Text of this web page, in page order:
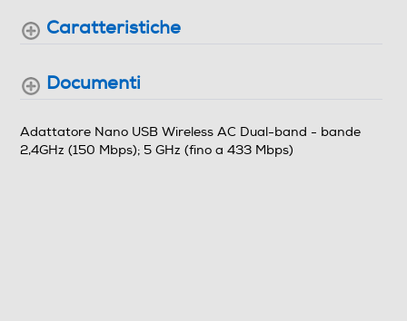
Dimensioni - Peso
Caratteristiche
Documenti
Adattatore Nano USB Wireless AC Dual-band - bande
2,4GHz (150 Mbps); 5 GHz (fino a 433 Mbps)